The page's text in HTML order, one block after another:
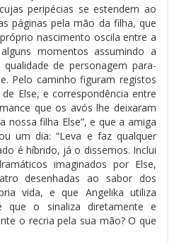
peripécias se estendem ao
páginas pela mão da filha, que
nascimento oscila entre a
momentos assumindo a
de personagem para-
Pelo caminho figuram registos
Else, e correspondência entre
que os avós lhe deixaram
nossa filha Else”, e que a amiga
um dia: “Leva e faz qualquer
é híbrido, já o dissemos. Inclui
imaginados por Else,
desenhadas ao sabor dos
vida, e que Angelika utiliza
que o sinaliza diretamente e
o recria pela sua mão? O que